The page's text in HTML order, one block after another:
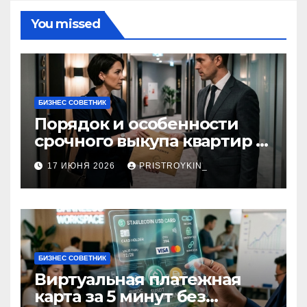
You missed
БИЗНЕС СОВЕТНИК
Порядок и особенности
срочного выкупа квартир в
срок 1–3 дня
17 ИЮНЯ 2026 PRISTROYKIN_
БИЗНЕС СОВЕТНИК
Виртуальная платежная
карта за 5 минут без